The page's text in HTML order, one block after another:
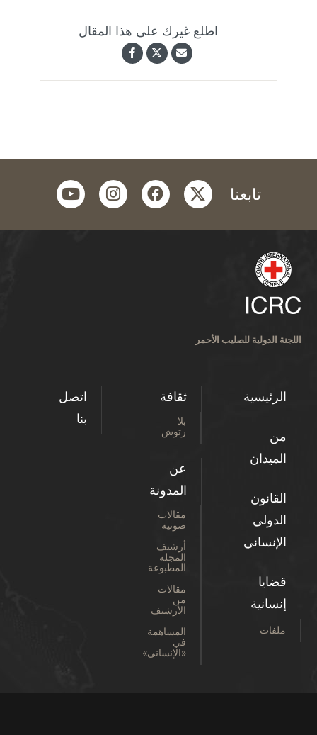
اطلع غيرك على هذا المقال
تابعنا twitter
facebook
instagram
youtube
اللجنة الدولية للصليب الأحمر
الرئيسية
من
الميدان
القانون
الدولي
الإنساني
قضايا
إنسانية
ملفات
ثقافة
بلا
رتوش
عن
المدونة
مقالات
صوتية
أرشيف
المجلة
المطبوعة
مقالات
من
الأرشيف
المساهمة
في
«الإنساني»
اتصل
بنا